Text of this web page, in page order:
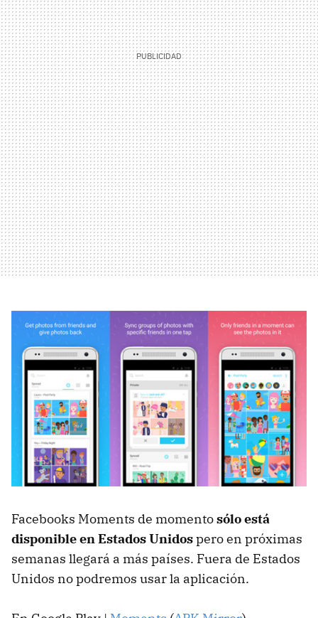
Facebooks Moments de momentosólo está
disponible en Estados Unidospero en próximas
semanas llegará a más países. Fuera de Estados
Unidos no podremos usar la aplicación.